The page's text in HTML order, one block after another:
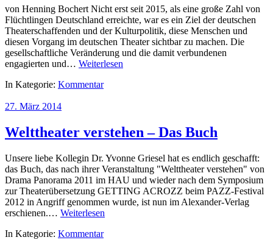
von Henning Bochert Nicht erst seit 2015, als eine große Zahl von
Flüchtlingen Deutschland erreichte, war es ein Ziel der deutschen
Theaterschaffenden und der Kulturpolitik, diese Menschen und
diesen Vorgang im deutschen Theater sichtbar zu machen. Die
gesellschaftliche Veränderung und die damit verbundenen
engagierten und… Weiterlesen
In Kategorie: Kommentar
27. März 2014
Welttheater verstehen – Das Buch
Unsere liebe Kollegin Dr. Yvonne Griesel hat es endlich geschafft:
das Buch, das nach ihrer Veranstaltung "Welttheater verstehen" von
Drama Panorama 2011 im HAU und wieder nach dem Symposium
zur Theaterübersetzung GETTING ACROZZ beim PAZZ-Festival
2012 in Angriff genommen wurde, ist nun im Alexander-Verlag
erschienen.… Weiterlesen
In Kategorie: Kommentar